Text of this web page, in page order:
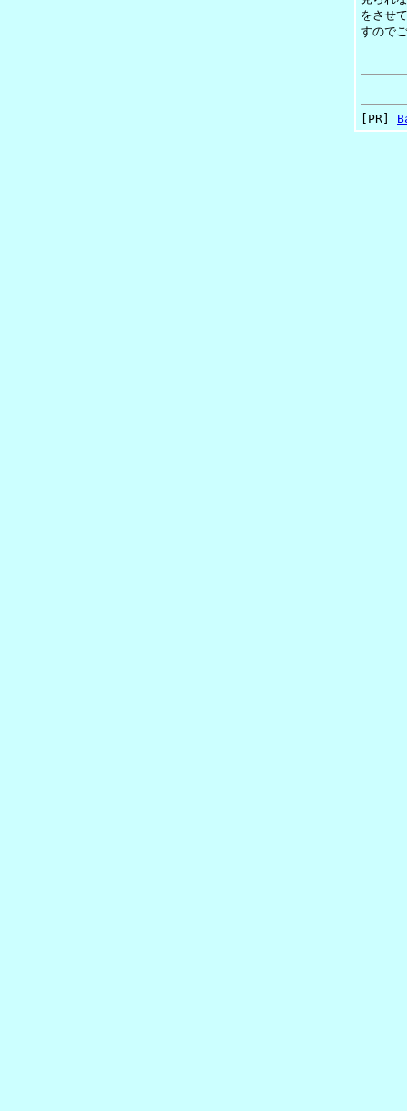
をさせ
すので
[PR]